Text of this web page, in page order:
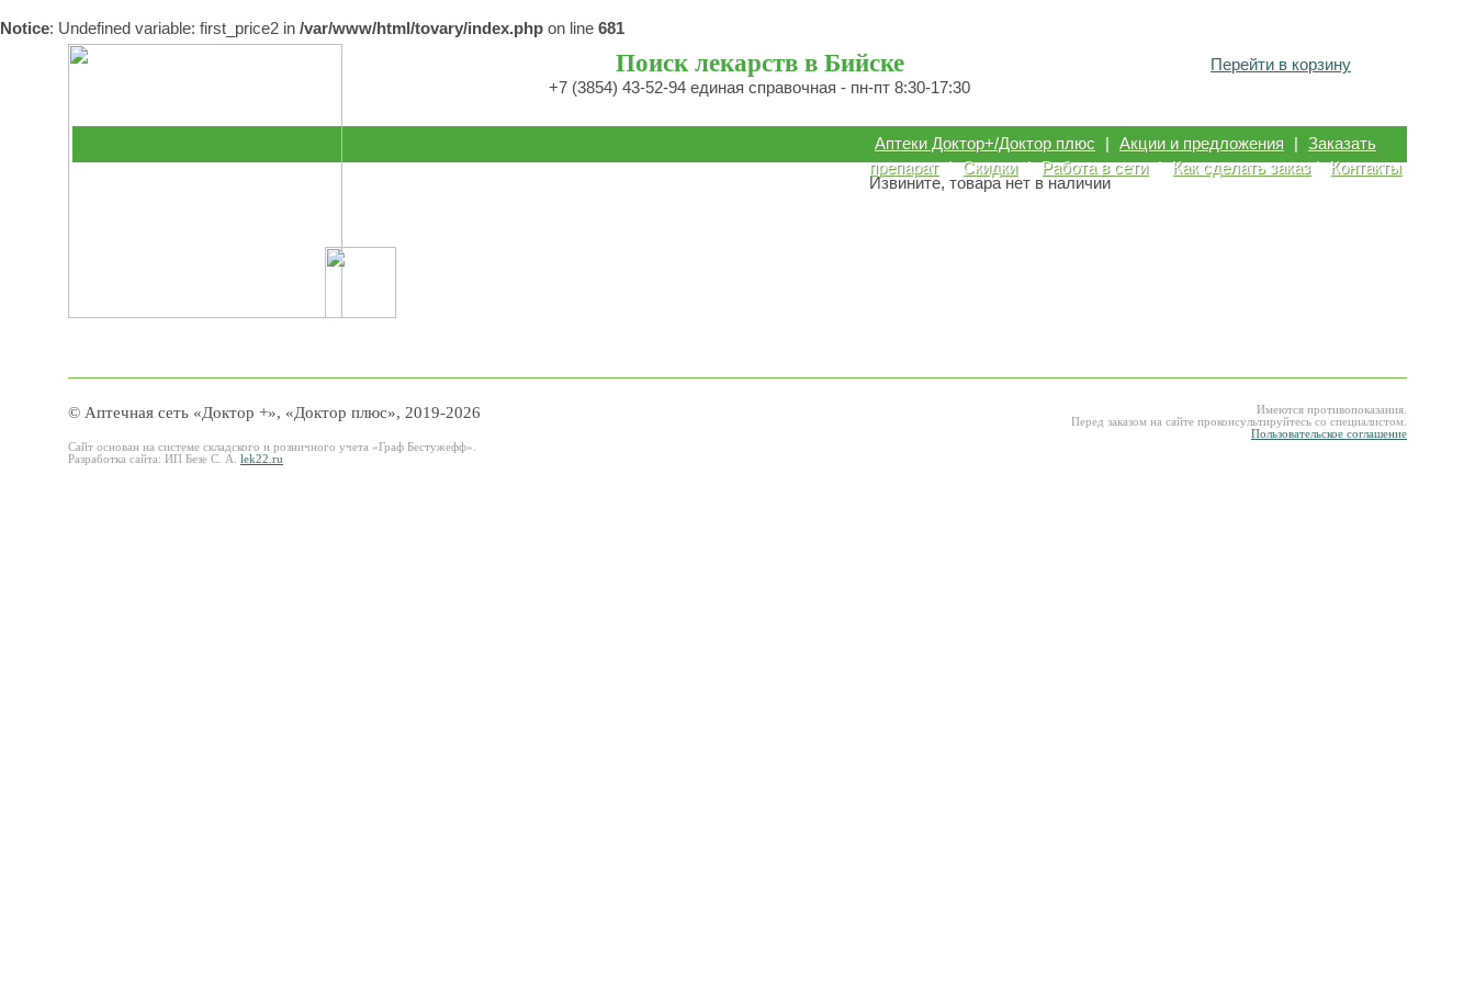
Notice: Undefined variable: first_price2 in /var/www/html/tovary/index.php on line 681
Поиск лекарств в Бийске
+7 (3854) 43-52-94 единая справочная - пн-пт 8:30-17:30
Перейти в корзину
Аптеки Доктор+/Доктор плюс | Акции и предложения | Заказать
препарат | Скидки | Работа в сети | Как сделать заказ | Контакты
Извините, товара нет в наличии
© Аптечная сеть «Доктор +», «Доктор плюс», 2019-2026
Сайт основан на системе складского и розничного учета «Граф Бестужефф».
Разработка сайта: ИП Безе С. А. lek22.ru
Имеются противопоказания.
Перед заказом на сайте проконсультируйтесь со специалистом.
Пользовательское соглашение